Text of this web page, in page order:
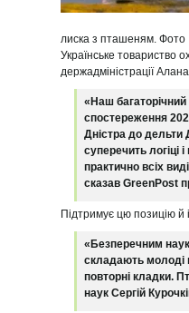
лиска з пташеням. Фото
Українське товариство
держадміністрації
«Наш багаторічний
спостереження
Дністра до дельти
суперечить логіці
практично всіх
сказав GreenPost
Підтримує цю позицію й
«Безперечним
складають молоді
повторні кладки.
наук Сергій